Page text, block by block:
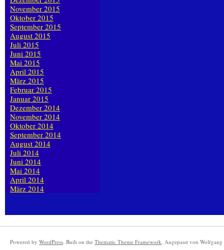
November 2015
Oktober 2015
September 2015
August 2015
Juli 2015
Juni 2015
Mai 2015
April 2015
März 2015
Februar 2015
Januar 2015
Dezember 2014
November 2014
Oktober 2014
September 2014
August 2014
Juli 2014
Juni 2014
Mai 2014
April 2014
März 2014
Powered by WordPress. Built on the Thematic Theme Framework. Angepasst von